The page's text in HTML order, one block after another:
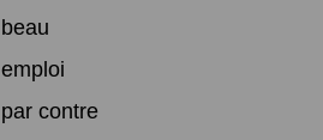
beau
emploi
par contre